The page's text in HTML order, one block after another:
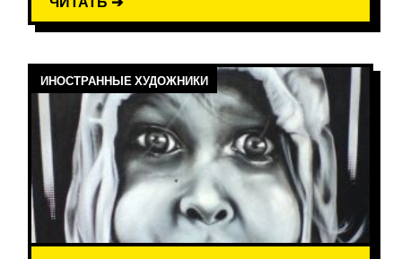
ИНОСТРАННЫЕ ХУДОЖНИКИ